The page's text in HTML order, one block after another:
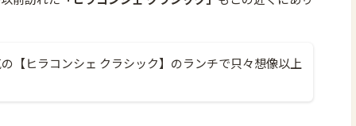
【ヒラコンシェ クラシック】のランチで只々想像以上